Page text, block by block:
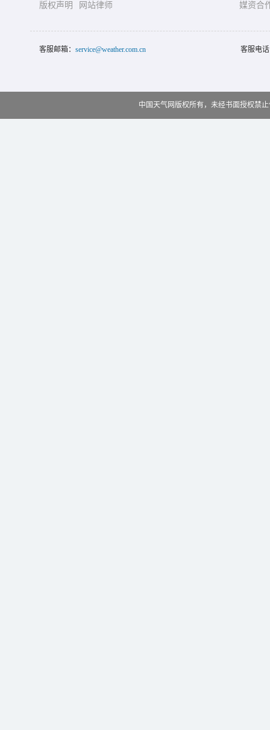
版权声明
网站律师
媒资合
客服邮箱： service@weather.com.cn 客服电
中国天气网版权所有，未经书面授权